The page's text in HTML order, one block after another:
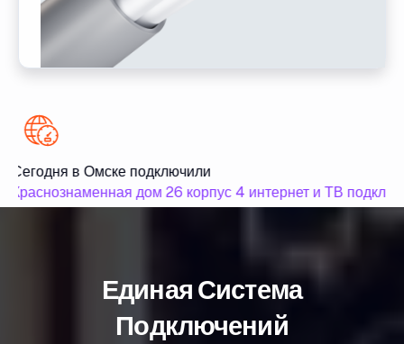
Сегодня в Омске подключили
Краснознаменная дом 26 корпус 4 интернет и ТВ
Единая Система
Подключений